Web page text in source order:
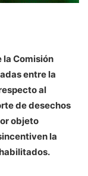
la Comisión
entre la
al
de desechos
objeto
la